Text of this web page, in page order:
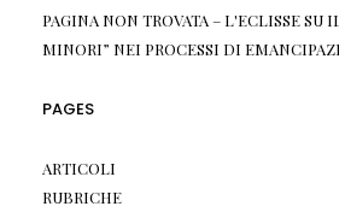
PAGINA NON TROVATA – L'ECLISSESU
MINORI” NEI PROCESSI DI
PAGES
ARTICOLI
RUBRICHE